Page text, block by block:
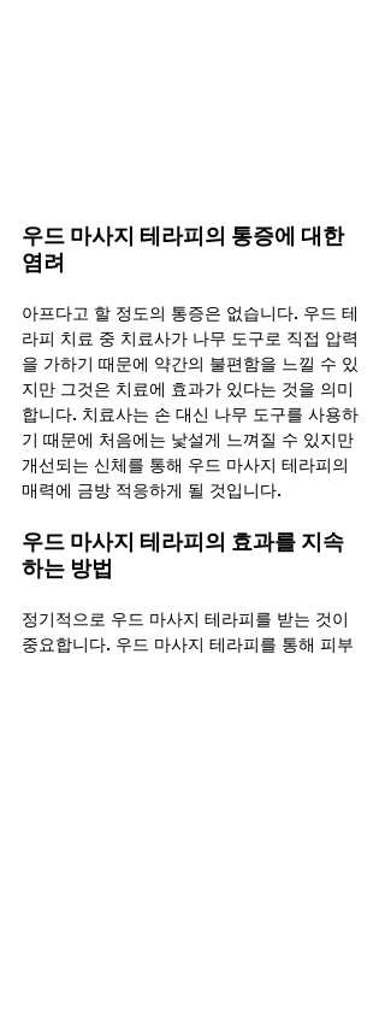
우드 마사지 테라피의 통증에 대한
염려
아프다고 할 정도의 통증은 없습니다. 우드 테
라피 치료 중 치료사가 나무 도구로 직접 압력
을 가하기 때문에 약간의 불편함을 느낄 수 있
지만 그것은 치료에 효과가 있다는 것을 의미
합니다. 치료사는 손 대신 나무 도구를 사용하
기 때문에 처음에는 낯설게 느껴질 수 있지만
개선되는 신체를 통해 우드 마사지 테라피의
매력에 금방 적응하게 될 것입니다.
우드 마사지 테라피의 효과를 지속
하는 방법
정기적으로 우드 마사지 테라피를 받는 것이
중요합니다. 우드 마사지 테라피를 통해 피부